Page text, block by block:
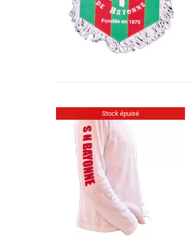
Stock épuisé